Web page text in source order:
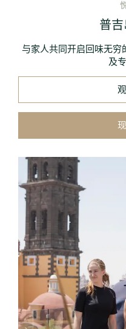
普
与家人共同开启回味无穷
及